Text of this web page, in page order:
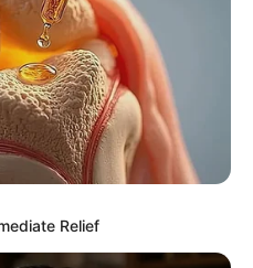
What Financial
Happens Next Is Pure
Relief